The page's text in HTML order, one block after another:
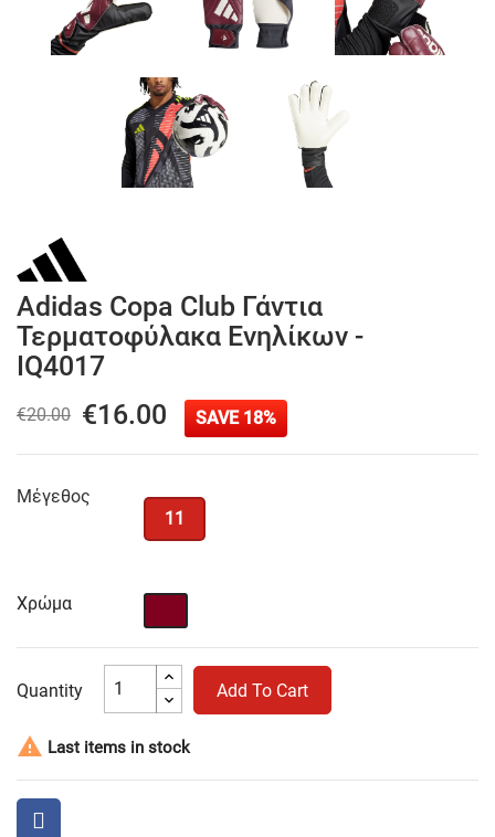
Adidas Copa Club Γάντια
Τερματοφύλακα Ενηλίκων -
IQ4017
€20.00 €16.00 SAVE 18%
Μέγεθος
11
Χρώμα
Quantity Add To Cart
 Last items in stock